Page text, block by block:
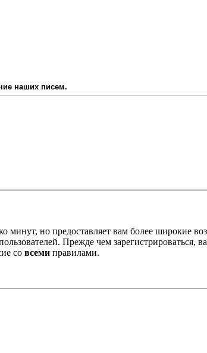
наших писем.
минут, но предоставляет вам более широкие
Прежде чем зарегистрироваться,
со всеми правилами.